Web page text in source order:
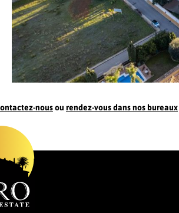
nousou rendez-vous dans nos bureaux